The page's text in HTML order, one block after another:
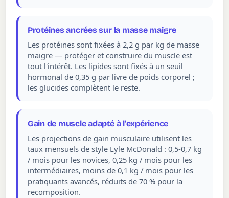
Protéines ancrées sur la masse maigre
Les protéines sont fixées à 2,2 g par kg de masse
maigre — protéger et construire du muscle est
tout l'intérêt. Les lipides sont fixés à un seuil
hormonal de 0,35 g par livre de poids corporel ;
les glucides complètent le reste.
Gain de muscle adapté à l'expérience
Les projections de gain musculaire utilisent les
taux mensuels de style Lyle McDonald : 0,5-0,7 kg
/ mois pour les novices, 0,25 kg / mois pour les
intermédiaires, moins de 0,1 kg / mois pour les
pratiquants avancés, réduits de 70 % pour la
recomposition.